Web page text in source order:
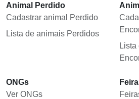
Animal Perdido
Cadastrar animal Perdido
Lista de animais Perdidos
Lista
ONGs
Ver ONGs